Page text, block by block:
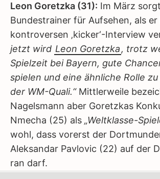
Leon Goretzka (31): Im März
Bundestrainer für Aufsehen, als er
kontroversen ‚kicker‘-Interview
jetzt wird Leon Goretzka, trotz
Spielzeit bei Bayern, gute
spielen und eine ähnliche Rolle
der WM-Quali.“Mittlerweile
Nagelsmann aber Goretzkas
Nmecha (25) als „Weltklasse-
wohl, dass vorerst der
Aleksandar Pavlovic (22) auf der
ran darf.